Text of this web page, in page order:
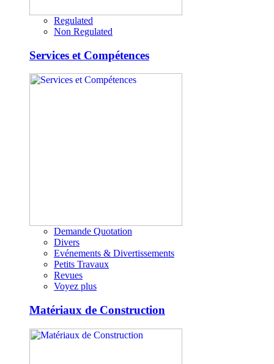
Regulated
Non Regulated
Services et Compétences
Demande Quotation
Divers
Evénements & Divertissements
Petits Travaux
Revues
Voyez plus
Matériaux de Construction